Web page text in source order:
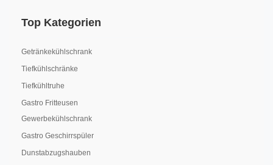
Top Kategorien
Getränkekühlschrank
Tiefkühlschränke
Tiefkühltruhe
Gastro Fritteusen
Gewerbekühlschrank
Gastro Geschirrspüler
Dunstabzugshauben